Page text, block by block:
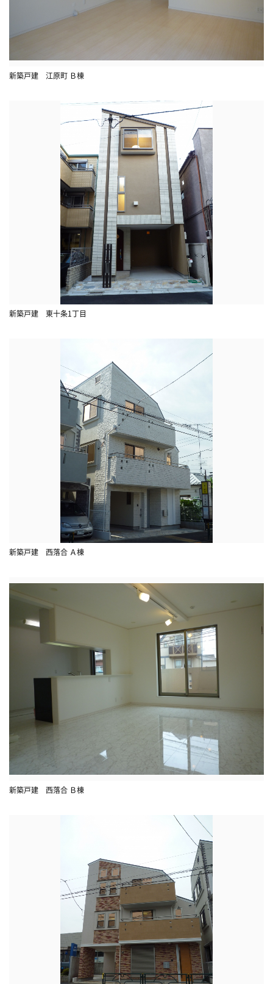
新築戸建 江原町 Ｂ棟
新築戸建 東十条1丁目
新築戸建 西落合 Ａ棟
新築戸建 西落合 Ｂ棟